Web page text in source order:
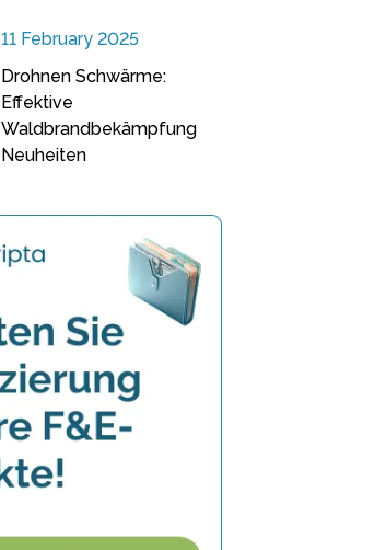
11 February 2025
Drohnen Schwärme:
Effektive
Waldbrandbekämpfung
Neuheiten